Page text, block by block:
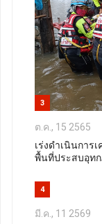
3
ต.ค., 15 2565
เร่งดำเนินการ
พื้นที่ประสบอุทก
4
มี.ค., 11 2569